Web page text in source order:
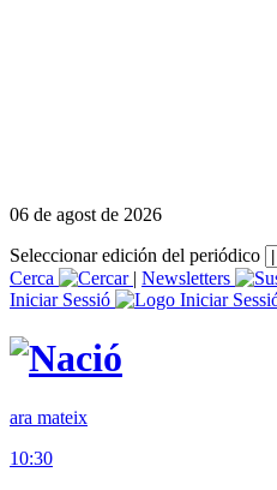
06 de agost de 2026
Seleccionar edición del periódico
Cerca
| Newsletters
Iniciar Sessió
ara mateix
10:30